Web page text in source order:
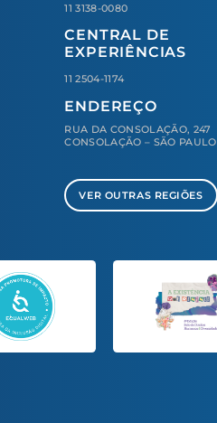
11 3138-0080
CENTRAL DE
EXPERIÊNCIAS
11 2504-1174
ENDEREÇO
RUA DA CONSOLAÇÃO, 247
CONSOLAÇÃO – SÃO PAULO
VER OUTRAS REGIÕES